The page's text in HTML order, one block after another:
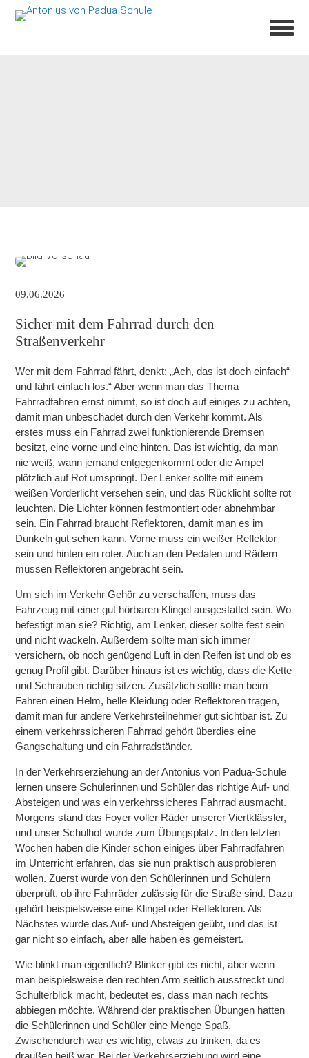
09.06.2026
Sicher mit dem Fahrrad durch den
Straßenverkehr
Wer mit dem Fahrrad fährt, denkt: „Ach, das ist doch einfach“
und fährt einfach los.“ Aber wenn man das Thema
Fahrradfahren ernst nimmt, so ist doch auf einiges zu achten,
damit man unbeschadet durch den Verkehr kommt. Als
erstes muss ein Fahrrad zwei funktionierende Bremsen
besitzt, eine vorne und eine hinten. Das ist wichtig, da man
nie weiß, wann jemand entgegenkommt oder die Ampel
plötzlich auf Rot umspringt. Der Lenker sollte mit einem
weißen Vorderlicht versehen sein, und das Rücklicht sollte rot
leuchten. Die Lichter können festmontiert oder abnehmbar
sein. Ein Fahrrad braucht Reflektoren, damit man es im
Dunkeln gut sehen kann. Vorne muss ein weißer Reflektor
sein und hinten ein roter. Auch an den Pedalen und Rädern
müssen Reflektoren angebracht sein.
Um sich im Verkehr Gehör zu verschaffen, muss das
Fahrzeug mit einer gut hörbaren Klingel ausgestattet sein. Wo
befestigt man sie? Richtig, am Lenker, dieser sollte fest sein
und nicht wackeln. Außerdem sollte man sich immer
versichern, ob noch genügend Luft in den Reifen ist und ob es
genug Profil gibt. Darüber hinaus ist es wichtig, dass die Kette
und Schrauben richtig sitzen. Zusätzlich sollte man beim
Fahren einen Helm, helle Kleidung oder Reflektoren tragen,
damit man für andere Verkehrsteilnehmer gut sichtbar ist. Zu
einem verkehrssicheren Fahrrad gehört überdies eine
Gangschaltung und ein Fahrradständer.
In der Verkehrserziehung an der Antonius von Padua-Schule
lernen unsere Schülerinnen und Schüler das richtige Auf- und
Absteigen und was einverkehrssicheres Fahrrad ausmacht.
Morgens stand das Foyer voller Räder unserer Viertklässler,
und unser Schulhof wurde zum Übungsplatz. In den letzten
Wochen haben die Kinder schon einiges über Fahrradfahren
im Unterricht erfahren, das sie nun praktisch ausprobieren
wollen. Zuerst wurde von den Schülerinnen und Schülern
überprüft, ob ihre Fahrräder zulässig für die Straße sind. Dazu
gehört beispielsweise eine Klingel oder Reflektoren. Als
Nächstes wurde das Auf- und Absteigen geübt, und das ist
gar nicht so einfach, aber alle haben es gemeistert.
Wie blinkt man eigentlich? Blinker gibt es nicht, aber wenn
man beispielsweise den rechten Arm seitlich ausstreckt und
Schulterblick macht, bedeutet es, dass man nach rechts
abbiegen möchte. Während der praktischen Übungen hatten
die Schülerinnen und Schüler eine Menge Spaß.
Zwischendurch war es wichtig, etwas zu trinken, da es
draußen heiß war. Bei der Verkehrserziehung wird eine